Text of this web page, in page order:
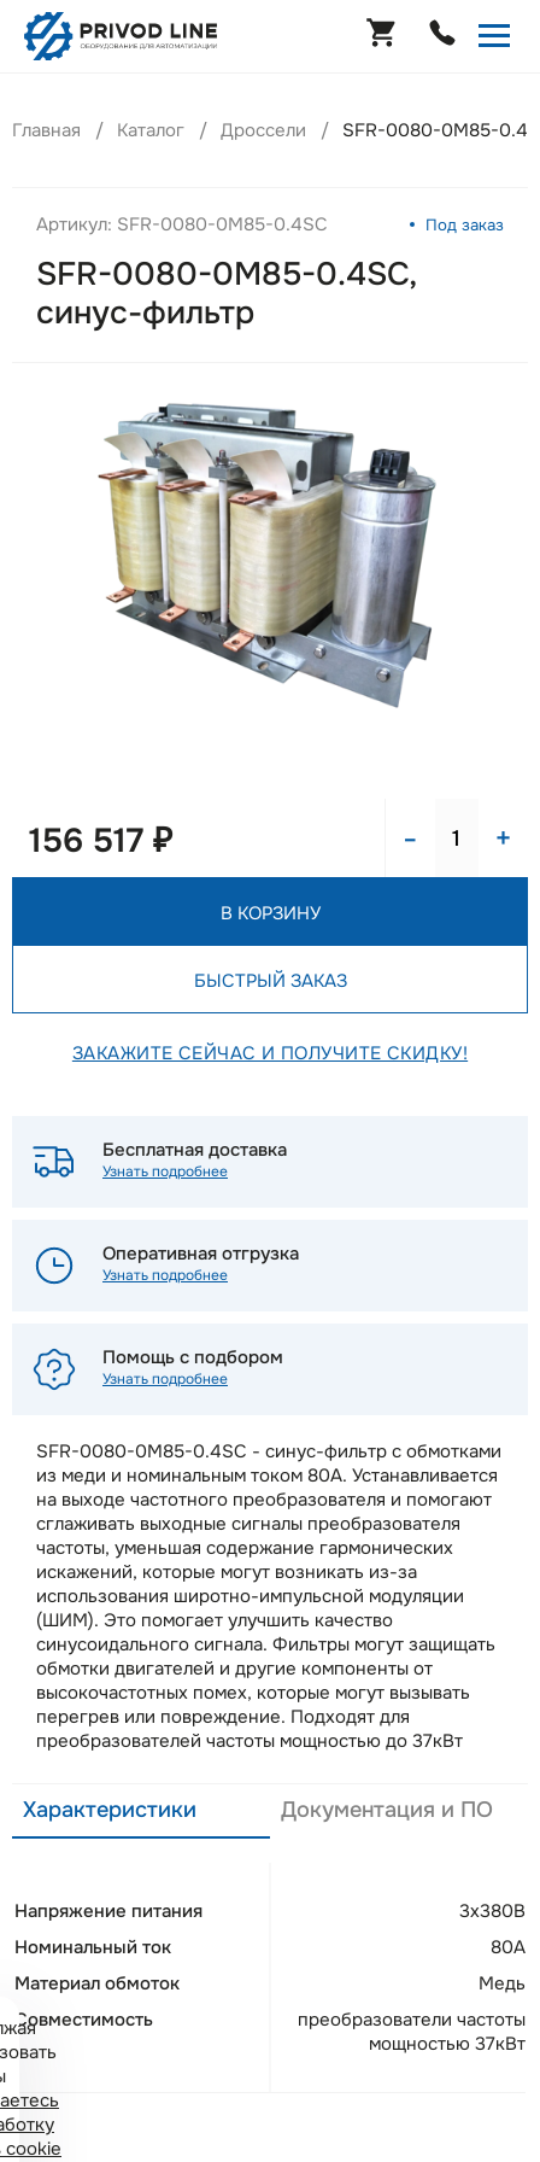
Главная Каталог Дроссели SFR-0080-0M85-
Артикул: SFR-0080-0M85-0.4SC Под заказ
SFR-0080-0M85-0.4SC,
cинус-фильтр
SFR-0080-0M85-0.4SC - cинус-фильтр с обмотками
из меди и номинальным током 80A. Устанавливается
на выходе частотного преобразователя и помогают
сглаживать выходные сигналы преобразователя
частоты, уменьшая содержание гармонических
искажений, которые могут возникать из-за
использования широтно-импульсной модуляции
(ШИМ). Это помогает улучшить качество
синусоидального сигнала. Фильтры могут защищать
обмотки двигателей и другие компоненты от
высокочастотных помех, которые могут вызывать
перегрев или повреждение. Подходят для
преобразователей частоты мощностью до 37кВт
Характеристики Документация и ПО
Напряжение питания
3x380В
Номинальный ток
80А
Материал обмоток
Медь
Совместимость
преобразователи частоты
мощностью 37кВт
156 517 ₽ - +
В КОРЗИНУ
БЫСТРЫЙ ЗАКАЗ
ЗАКАЖИТЕ СЕЙЧАС И ПОЛУЧИТЕ СКИДКУ!
Бесплатная доставка
Узнать подробнее
Оперативная отгрузка
Узнать подробнее
Помощь с подбором
Узнать подробнее
cookie